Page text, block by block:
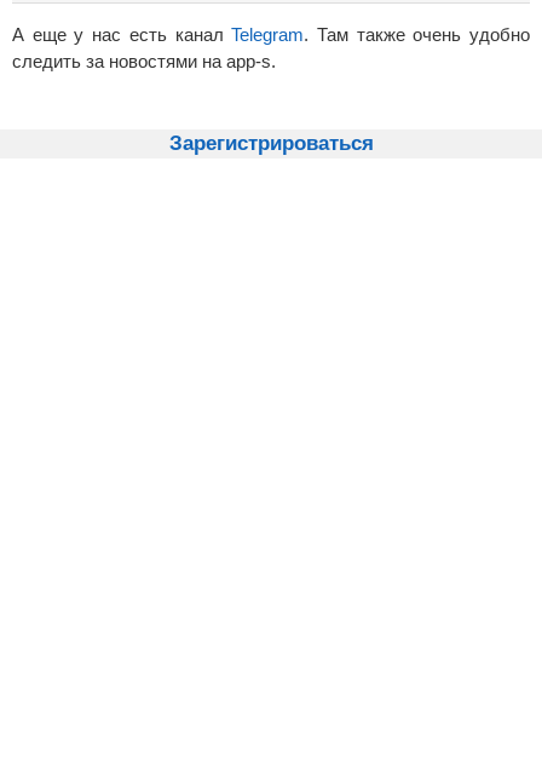
А еще у нас есть каналTelegram. Там также очень удобно
следить за новостями на app-s.
Зарегистрироваться